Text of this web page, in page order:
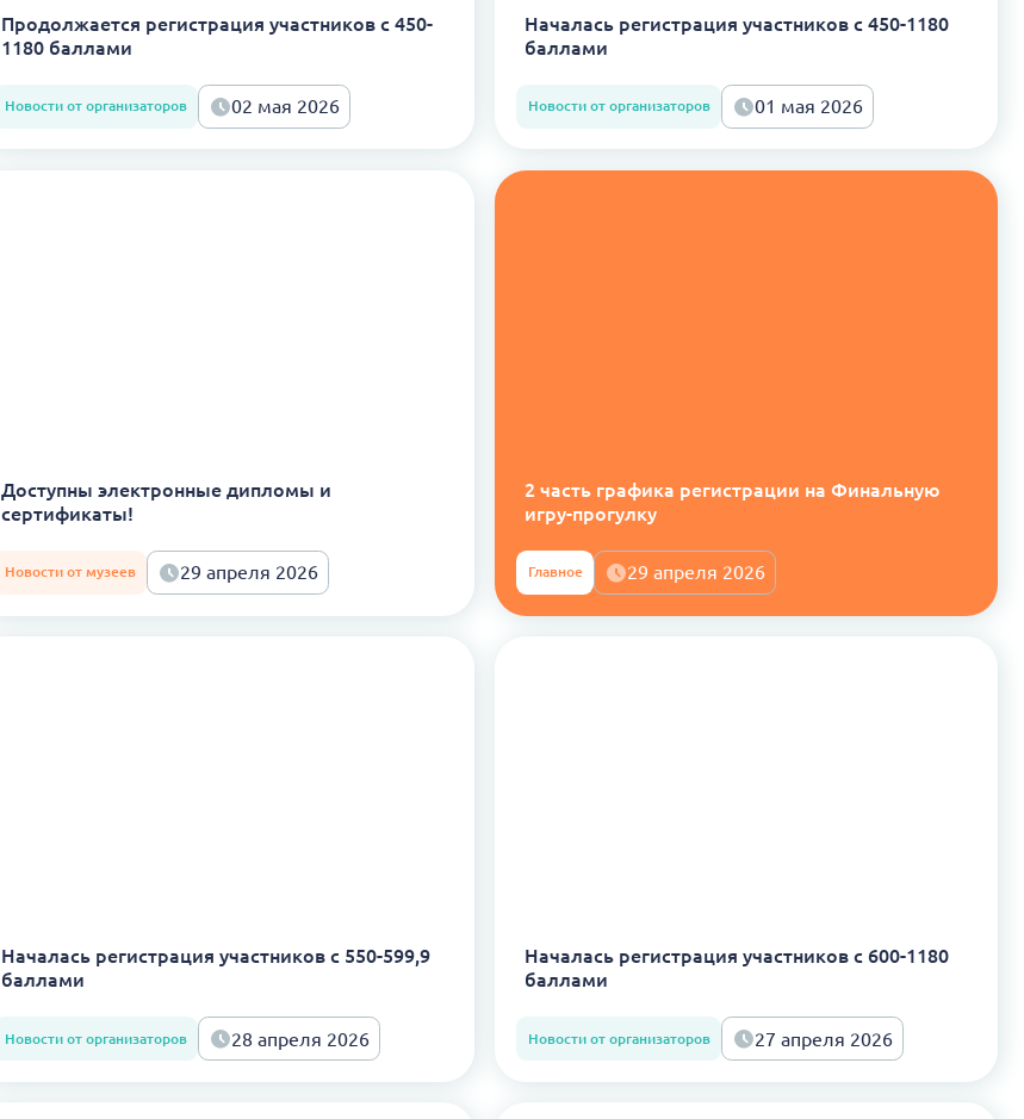
Продолжается регистрация участников с 450-
1180 баллами
Новости от организаторов 02 мая 2026
Началась регистрация участников с 450-1180
баллами
Новости от организаторов 01 мая 2026
Доступны электронные дипломы и
сертификаты!
Новости от музеев 29 апреля 2026
2 часть графика регистрации на Финальную
игру-прогулку
Главное 29 апреля 2026
Началась регистрация участников с 550-599,9
баллами
Новости от организаторов 28 апреля 2026
Началась регистрация участников с 600-1180
баллами
Новости от организаторов 27 апреля 2026